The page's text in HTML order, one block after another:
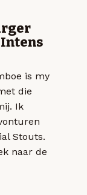
is my
die
Ik
Stouts.
naar de